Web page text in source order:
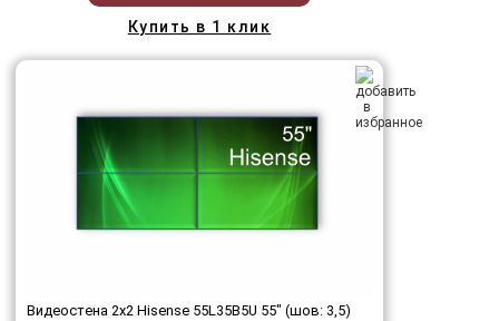
Купить в 1 клик
Видеостена 2x2 Hisense 55L35B5U 55" (шов: 3,5)